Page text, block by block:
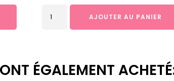
AJOUTER AU PANIER
ÉGALEMENT